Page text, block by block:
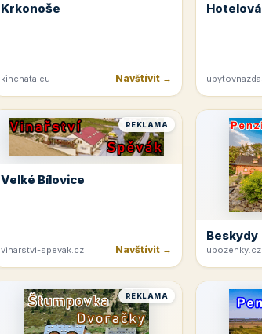
Krkonoše
kinchata.eu Navštívit →
REKLAMA
Velké Bílovice
vinarstvi-spevak.cz Navštívit →
Beskydy
ubozenky.cz
REKLAMA